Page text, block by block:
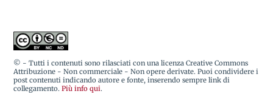
© - Tutti i contenuti sono rilasciati con una licenza Creative Commons
Attribuzione - Non commerciale - Non opere derivate. Puoi condividere i
post contenuti indicando autore e fonte, inserendo sempre link di
collegamento.Più info qui.